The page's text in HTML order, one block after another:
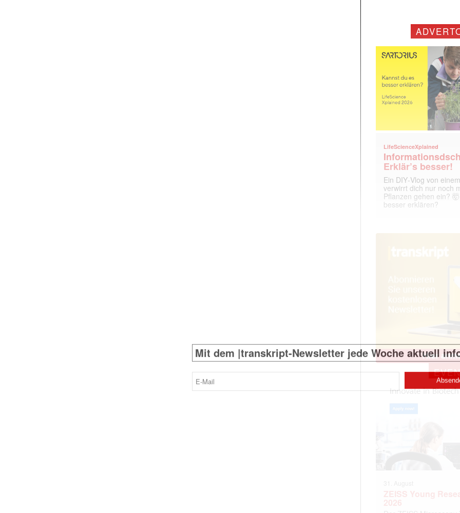
LifeScienceXplained
Erklär’s besser!
Ein DIY‑Vlog von
verwirrt dich nur noch
Pflanzen gehen ein?
besser erklären?